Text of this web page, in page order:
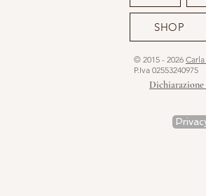
SHOP
© 2015 - 2026
P.Iva 02553240975